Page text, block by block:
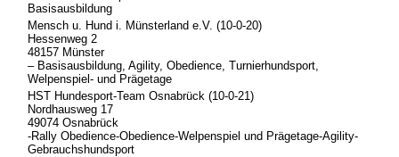
Basisausbildung
Mensch u. Hund i. Münsterland e.V. (10-0-20)
Hessenweg 2
48157 Münster
– Basisausbildung, Agility, Obedience, Turnierhundsport,
Welpenspiel- und Prägetage
HST Hundesport-Team Osnabrück (10-0-21)
Nordhausweg 17
49074 Osnabrück
-Rally Obedience-Obedience-Welpenspiel und Prägetage-Agility-
Gebrauchshundsport